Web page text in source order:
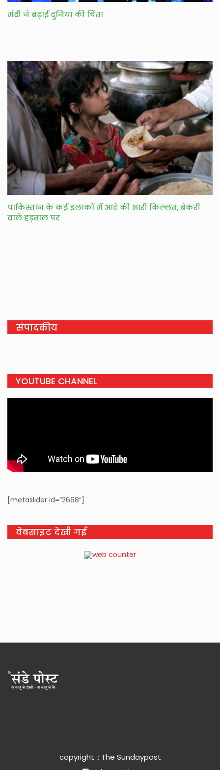
मंदी ने बढ़ाई दुनिया की चिंता
पाकिस्तान के कई इलाकों में आटे की भारी किल्लत, बेकरी
वाले हड़ताल पर
संपादकीय
YOUTUBE CHANNEL
[metaslider id=”2668″]
वेबसाइट देखी गई
copyright :: The Sundaypost